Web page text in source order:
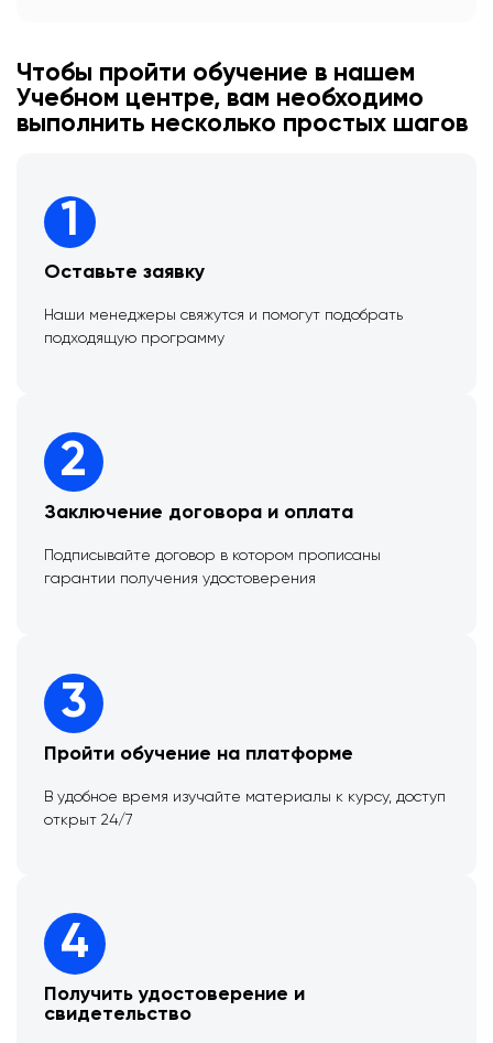
Чтобы пройти обучение в нашем
Учебном центре, вам необходимо
выполнить несколько простых шагов
1
Оставьте заявку
Наши менеджеры свяжутся и помогут подобрать
подходящую программу
2
Заключение договора и оплата
Подписывайте договор в котором прописаны
гарантии получения удостоверения
3
Пройти обучение на платформе
В удобное время изучайте материалы к курсу, доступ
открыт 24/7
4
Получить удостоверение и
свидетельство